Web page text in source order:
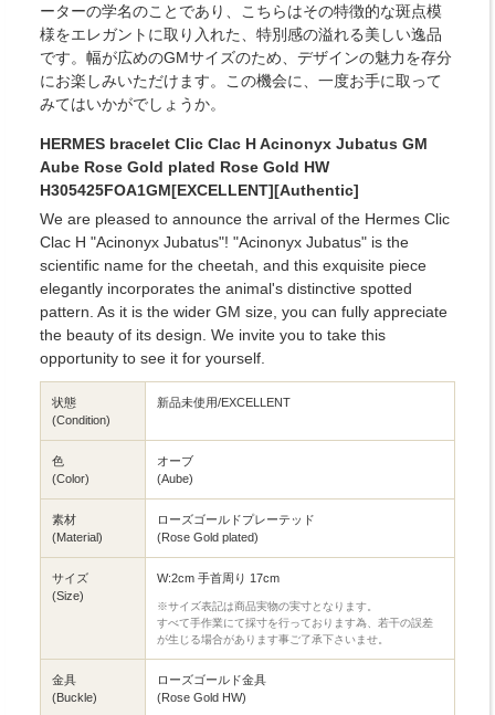
ーターの学名のことであり、こちらはその特徴的な斑点模
様をエレガントに取り入れた、特別感の溢れる美しい逸品
です。幅が広めのGMサイズのため、デザインの魅力を存分
にお楽しみいただけます。この機会に、一度お手に取って
みてはいかがでしょうか。
HERMES bracelet Clic Clac H Acinonyx Jubatus GM
Aube Rose Gold plated Rose Gold HW
H305425FOA1GM[EXCELLENT][Authentic]
We are pleased to announce the arrival of the Hermes Clic
Clac H "Acinonyx Jubatus"! "Acinonyx Jubatus" is the
scientific name for the cheetah, and this exquisite piece
elegantly incorporates the animal's distinctive spotted
pattern. As it is the wider GM size, you can fully appreciate
the beauty of its design. We invite you to take this
opportunity to see it for yourself.
状態
(Condition)
新品未使用/EXCELLENT
色
(Color)
オーブ
(Aube)
素材
(Material)
ローズゴールドプレーテッド
(Rose Gold plated)
サイズ
(Size)
W:2cm 手首周り 17cm
※サイズ表記は商品実物の実寸となります。
すべて手作業にて採寸を行っております為、若干の誤差
が生じる場合があります事ご了承下さいませ。
金具
(Buckle)
ローズゴールド金具
(Rose Gold HW)